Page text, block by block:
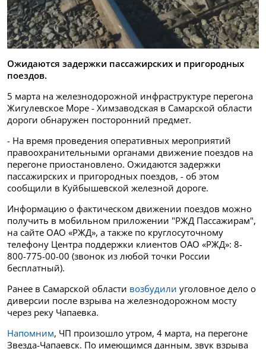
Ожидаются задержки пассажирских и пригородных
поездов.
5 марта на железнодорожной инфраструктуре перегона
Жигулевское Море - Химзаводская в Самарской области
дороги обнаружен посторонний предмет.
- На время проведения оперативных мероприятий
правоохранительными органами движение поездов на
перегоне приостановлено. Ожидаются задержки
пассажирских и пригородных поездов, - об этом
сообщили в Куйбышевской железной дороге.
Информацию о фактическом движении поездов можно
получить в мобильном приложении "РЖД Пассажирам",
на сайте ОАО «РЖД», а также по круглосуточному
телефону Центра поддержки клиентов ОАО «РЖД»: 8-
800-775-00-00 (звонок из любой точки России
бесплатный).
Ранее в Самарской области возбудили уголовное дело о
диверсии после взрыва на железнодорожном мосту
через реку Чапаевка.
Напомним, ЧП произошло утром, 4 марта, на перегоне
Звезда-Чапаевск. По имеющимся данным, звук взрыва